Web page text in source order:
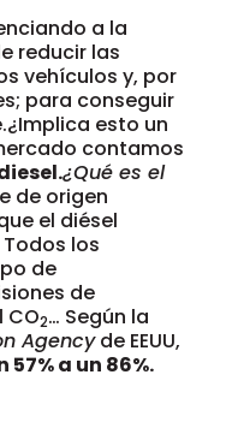
a la
reducir las
vehículos y, por
para conseguir
esto un
contamos
¿Qué es el
de origen
el diésel
los
de
de
CO2… Según la
Agencyde EEUU,
57% a un 86%.